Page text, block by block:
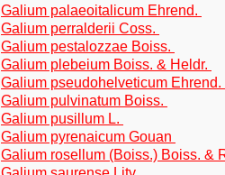
Galium palaeoitalicum Ehrend.
Galium perralderii Coss.
Galium pestalozzae Boiss.
Galium plebeium Boiss. & Heldr.
Galium pseudohelveticum Ehrend.
Galium pulvinatum Boiss.
Galium pusillum L.
Galium pyrenaicum Gouan
Galium rosellum (Boiss.) Boiss. &